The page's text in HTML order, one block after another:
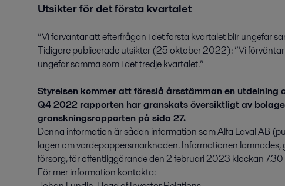
Utsikter för det första kvartalet
”Vi förväntar att efterfrågan i det första kvartalet blir ungefär
Tidigare publicerade utsikter (25 oktober 2022): ”Vi
ungefär samma som i det tredje kvartalet.”
Styrelsen kommer att föreslå årsstämman en utdelning
Q4 2022 rapporten har granskats översiktligt av
granskningsrapporten på sida 27.
Denna information är sådan information som Alfa Laval AB
lagen om värdepappersmarknaden. Informationen
försorg, för offentliggörande den 2 februari 2023 klockan 7.30
För mer information kontakta: